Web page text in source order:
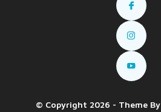
© Copyright 2026 - Theme By